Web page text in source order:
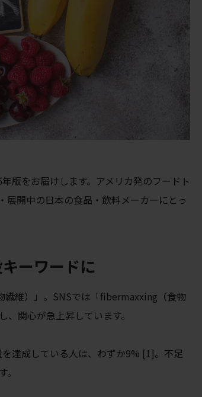
版をお届けします。アメリカ発のフードト
展開中の日本の食品・飲料メーカーにとっ
ーワードに
繊維）」。SNSでは「fibermaxxing（食物
関心が急上昇しています。
達成している人は、わずか9% [1]。不足